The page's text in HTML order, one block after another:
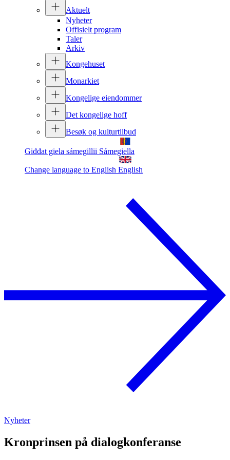
Aktuelt
Nyheter
Offisielt program
Taler
Arkiv
Kongehuset
Monarkiet
Kongelige eiendommer
Det kongelige hoff
Besøk og kulturtilbud
Giđđat giela sámegillii Sámegiella
Change language to English English
Nyheter
Kronprinsen på dialogkonferanse